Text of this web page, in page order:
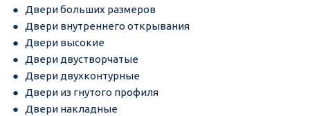
Двери больших размеров
Двери внутреннего открывания
Двери высокие
Двери двустворчатые
Двери двухконтурные
Двери из гнутого профиля
Двери накладные